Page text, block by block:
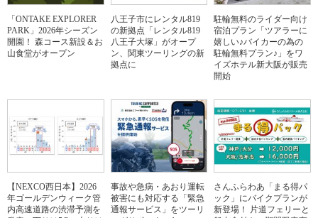
「ONTAKE EXPLORER
PARK」2026年シーズン
開園！ 森コース新設＆お
山食堂がオープン
八王子市にレンタル819
の新拠点「レンタル819
八王子大塚」がオープ
ン、関東ツーリングの新
拠点に
駐輪無料のライダー向け
宿泊プラン「ツアラーに
嬉しい♪バイカーの為の
駐輪無料プラン♪」をワ
イズホテル新大阪が販売
開始
【NEXCO西日本】2026
年ゴールデンウィーク管
内高速道路の渋滞予測を
事故や急病・あおり運転
被害にも対応する「緊急
通報サービス」をツーリ
さんふらわあ「まる得パ
ック」にバイクプランが
新登場！ 片道フェリーと